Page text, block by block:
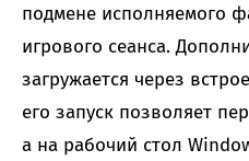
подмене исполняемого
игрового сеанса.
загружается через
его запуск позволяет
а на рабочий стол